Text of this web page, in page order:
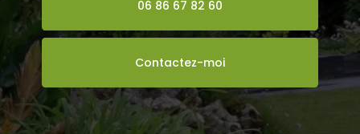
06 86 67 82 60
Contactez-moi